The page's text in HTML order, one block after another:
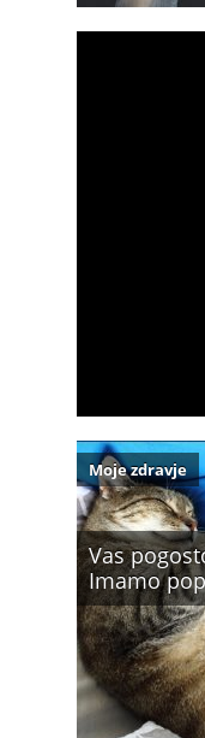
Vas
Imamo
Moje zdravje